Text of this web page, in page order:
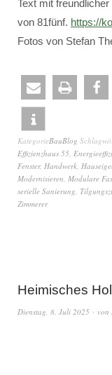
Text mit
von 81fünf. https://
Fotos von Stefan
KategorieBauBlog
Effizienzhaus 55,
Fenster, Handwerk,
Modernisieren, Modulare
serielle Sanierung,
Zimmerer
Heimisches
Dienstag, 8. Juli 2025 von